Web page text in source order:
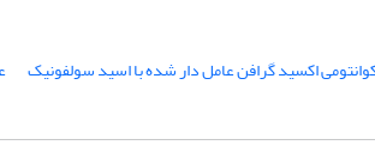
اکسید گرافن عامل دار شده با اسید سولفونیک